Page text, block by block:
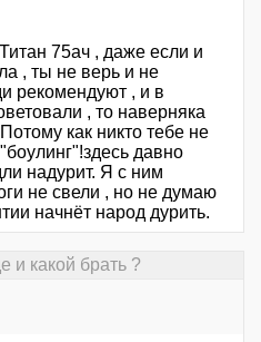
75ач , даже если и
, ты не верь и не
рекомендуют , и в
, то наверняка
как никто тебе не
давно
надурит. Я с ним
не свели , но не думаю
начнёт народ дурить.
и какой брать ?